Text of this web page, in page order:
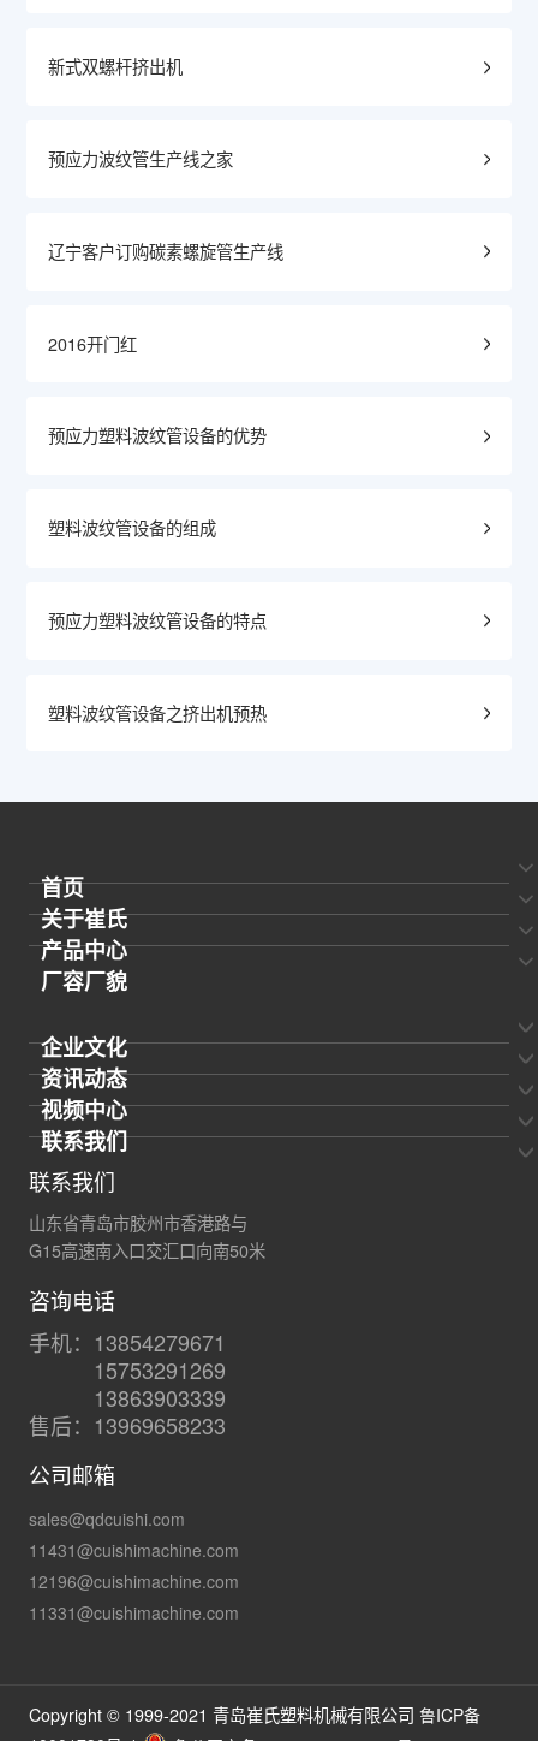
新式双螺杆挤出机
预应力波纹管生产线之家
辽宁客户订购碳素螺旋管生产线
2016开门红
预应力塑料波纹管设备的优势
塑料波纹管设备的组成
预应力塑料波纹管设备的特点
塑料波纹管设备之挤出机预热
首页
关于崔氏
产品中心
厂容厂貌
企业文化
资讯动态
视频中心
联系我们
联系我们
山东省青岛市胶州市香港路与
G15高速南入口交汇口向南50米
咨询电话
手机：13854279671
15753291269
13863903339
售后：13969658233
公司邮箱
sales@qdcuishi.com
11431@cuishimachine.com
12196@cuishimachine.com
11331@cuishimachine.com
Copyright © 1999-2021 青岛崔氏塑料机械有限公司 鲁ICP备